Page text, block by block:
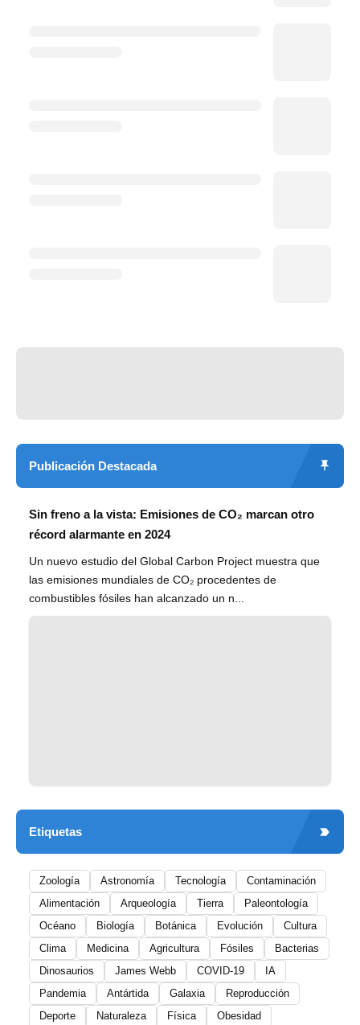
Publicación Destacada
Sin freno a la vista: Emisiones de CO₂ marcan otro
récord alarmante en 2024
Un nuevo estudio del Global Carbon Project muestra que
las emisiones mundiales de CO₂ procedentes de
combustibles fósiles han alcanzado un n...
Etiquetas
Zoología Astronomía Tecnología
Contaminación
Alimentación
Arqueología Tierra
Paleontología
Océano
Biología Botánica Evolución
Cultura
Clima
Medicina Agricultura Fósiles
Bacterias
Dinosaurios
James Webb COVID-19
IA
Pandemia
Antártida Galaxia
Reproducción
Deporte
Naturaleza Física
Obesidad